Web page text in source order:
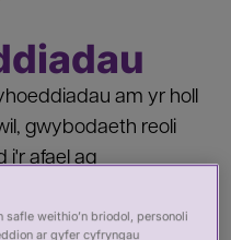
am yr holl
gwybodaeth reoli
i'r afael ag
rheolaidd.
weithio’n briodol, personoli
ar gyfer cyfryngau